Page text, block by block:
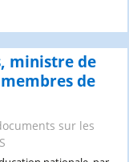
ministre de
de
sur les